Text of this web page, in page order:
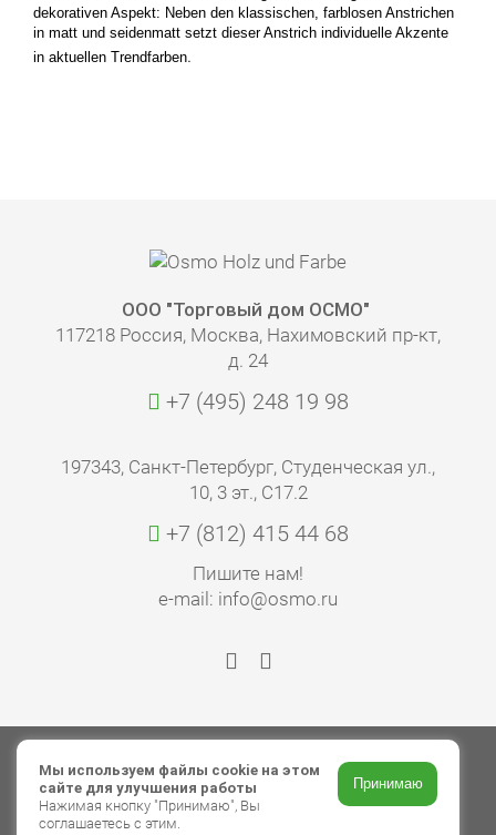
dekorativen Aspekt: Neben den klassischen, farblosen Anstrichen
in matt und seidenmatt setzt dieser Anstrich individuelle Akzente
in aktuellen Trendfarben.
ООО "Торговый дом ОСМО"
117218 Россия, Москва, Нахимовский пр-кт,
д. 24
+7 (495) 248 19 98
197343, Санкт-Петербург, Студенческая ул.,
10, 3 эт., С17.2
+7 (812) 415 44 68
Пишите нам!
e-mail: info@osmo.ru
© 2026 ООО «Торговый дом ОСМО»
Авторские права
Мы используем файлы cookie на этом
сайте для улучшения работы
Нажимая кнопку "Принимаю", Вы
соглашаетесь с этим.
Принимаю